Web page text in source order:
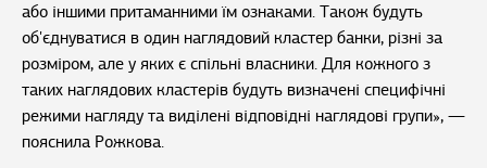
або іншими притаманними їм ознаками. Також будуть
об'єднуватися в один наглядовий кластер банки, різні за
розміром, але у яких є спільні власники. Для кожного з
таких наглядових кластерів будуть визначені специфічні
режими нагляду та виділені відповідні наглядові групи», —
пояснила Рожкова.